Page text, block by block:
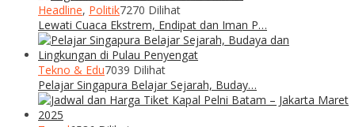
Headline, Politik7270 Dilihat
Lewati Cuaca Ekstrem, Endipat dan Iman P…
Tekno & Edu7039 Dilihat
Pelajar Singapura Belajar Sejarah, Buday…